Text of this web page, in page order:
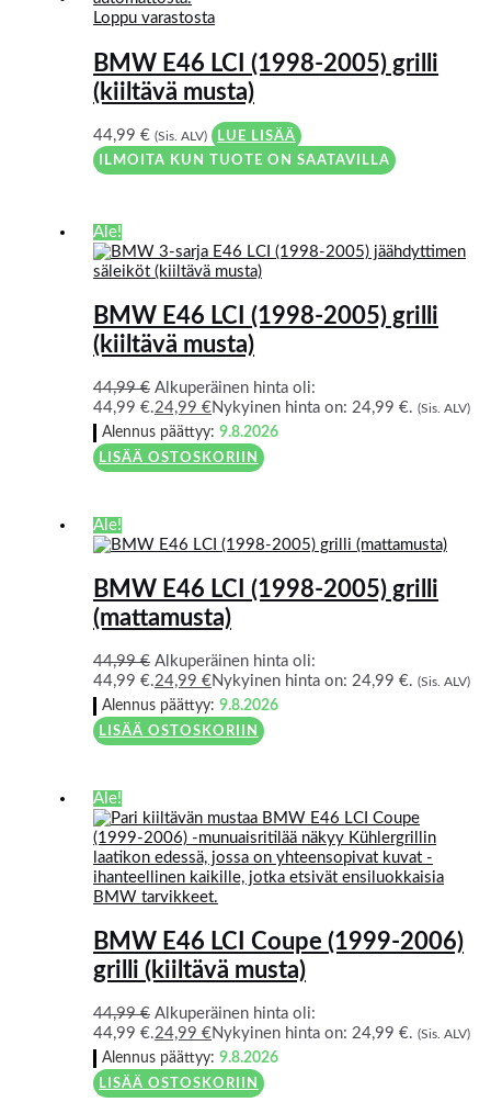
Loppu varastosta
BMW E46 LCI (1998-2005) grilli
(kiiltävä musta)
44,99€ (Sis. ALV)
LUE LISÄÄ
ILMOITA KUN TUOTE ON SAATAVILLA
Ale!
BMW E46 LCI (1998-2005) grilli
(kiiltävä musta)
44,99€ Alkuperäinen hinta oli:
44,99 €.24,99€Nykyinen hinta on: 24,99 €. (Sis. ALV)
Alennus päättyy:9.8.2026
LISÄÄ OSTOSKORIIN
Ale!
BMW E46 LCI (1998-2005) grilli
(mattamusta)
44,99€ Alkuperäinen hinta oli:
44,99 €.24,99€Nykyinen hinta on: 24,99 €. (Sis. ALV)
Alennus päättyy:9.8.2026
LISÄÄ OSTOSKORIIN
Ale!
BMW E46 LCI Coupe (1999-2006)
grilli (kiiltävä musta)
44,99€ Alkuperäinen hinta oli:
44,99 €.24,99€Nykyinen hinta on: 24,99 €. (Sis. ALV)
Alennus päättyy:9.8.2026
LISÄÄ OSTOSKORIIN